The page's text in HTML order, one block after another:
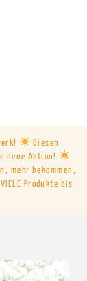
Diesen
neue Aktion!
mehr bekommen,
Produkte bis